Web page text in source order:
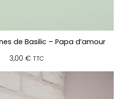
de Basilic – Papa d’amour
3,00 € TTC